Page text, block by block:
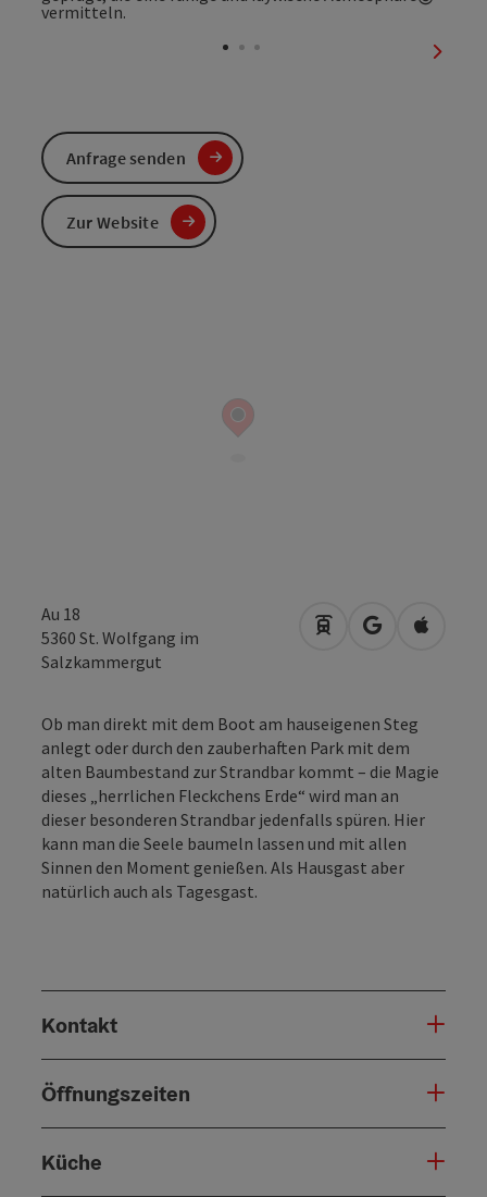
Au 18
5360 St. Wolfgang im
Salzkammergut
Anreise mit
in Google
in
Ob man direkt mit dem Boot am hauseigenen Steg
anlegt oder durch den zauberhaften Park mit dem
alten Baumbestand zur Strandbar kommt – die Magie
dieses „herrlichen Fleckchens Erde“ wird man an
dieser besonderen Strandbar jedenfalls spüren. Hier
kann man die Seele baumeln lassen und mit allen
Sinnen den Moment genießen. Als Hausgast aber
natürlich auch als Tagesgast.
Kontakt
Öffnungszeiten
Küche
Anfrage senden
Zur Website